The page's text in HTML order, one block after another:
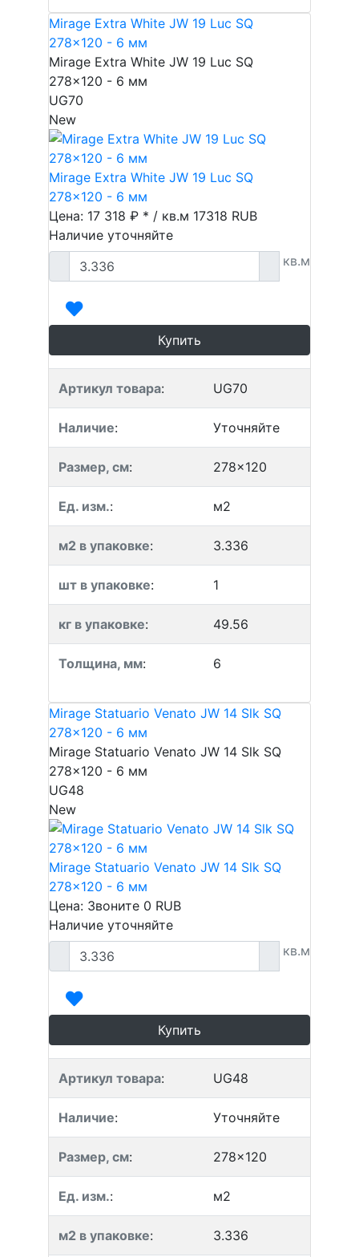
Mirage Extra White JW 19 Luc SQ
278x120 - 6 мм
Mirage Extra White JW 19 Luc SQ
278x120 - 6 мм
UG70
New
Mirage Extra White JW 19 Luc SQ
278x120 - 6 мм
Цена: 17 318 ₽ * / кв.м 17318 RUB
Наличие уточняйте
кв.м
Купить
Артикул товара: UG70
Наличие: Уточняйте
Размер, см: 278x120
Ед. изм.: м2
м2 в упаковке: 3.336
шт в упаковке: 1
кг в упаковке: 49.56
Толщина, мм: 6
Mirage Statuario Venato JW 14 Slk SQ
278x120 - 6 мм
Mirage Statuario Venato JW 14 Slk SQ
278x120 - 6 мм
UG48
New
Mirage Statuario Venato JW 14 Slk SQ
278x120 - 6 мм
Цена: Звоните 0 RUB
Наличие уточняйте
кв.м
Купить
Артикул товара: UG48
Наличие: Уточняйте
Размер, см: 278x120
Ед. изм.: м2
м2 в упаковке: 3.336